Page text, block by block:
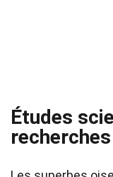
Études
recherches